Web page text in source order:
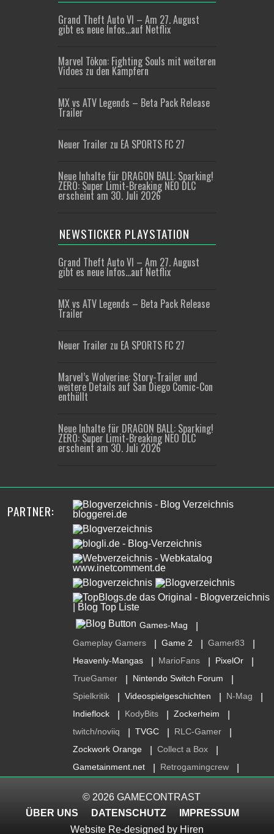
Grand Theft Auto VI – Am 27. August
gibt es neue Infos…auf Netflix
Marvel Tōkon: Fighting Souls mit weiteren
Vidoes zu den Kämpfern
MX vs ATV Legends – Beta Pack Release
Trailer
Neuer Trailer zu EA SPORTS FC 27
Neue Inhalte für DRAGON BALL: Sparking!
ZERO: Super Limit-Breaking NEO DLC
erscheint am 30. Juli 2026
NEWSTICKER PLAYSTATION
Grand Theft Auto VI – Am 27. August
gibt es neue Infos…auf Netflix
MX vs ATV Legends – Beta Pack Release
Trailer
Neuer Trailer zu EA SPORTS FC 27
Marvel’s Wolverine: Story-Trailer und
weitere Details auf San Diego Comic-Con
enthüllt
Neue Inhalte für DRAGON BALL: Sparking!
ZERO: Super Limit-Breaking NEO DLC
erscheint am 30. Juli 2026
PARTNER:
Games-Mag
Gameplay Gamers Game 2 Gamer83
Heavenly-Mangas MarioFans PixelOr
TrueGamer Nintendo Switch Forum
Spielkritik Videospielgeschichten N-Mag
Indieflock KodyBits Zockerheim
twitch/noviiq TVGC RLC-Gamer
Zockwork Orange Collect a Box
Gametainment.net Retrogamingcrew
© 2026 GAMECONTRAST
ÜBER UNS
DATENSCHUTZ
IMPRESSUM
Website Re-designed by Hiren